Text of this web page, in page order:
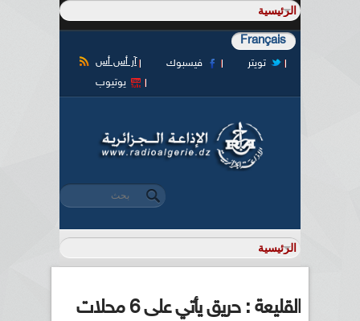
Français
آر أس أس فيسبوك
تويتر
يوتيوب
استمارة البحث
‏بحث ‏
القليعة : حريق يأتي على 6 محلات